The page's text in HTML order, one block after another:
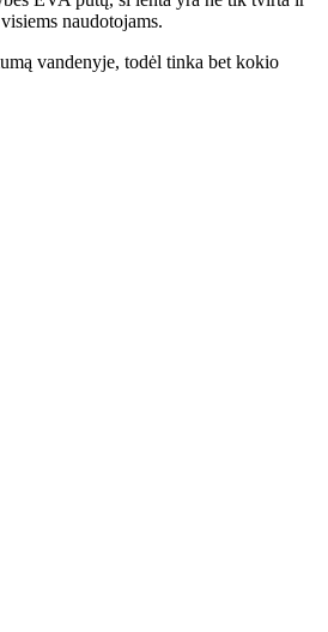
naudotojams.
vandenyje, todėl tinka bet kokio